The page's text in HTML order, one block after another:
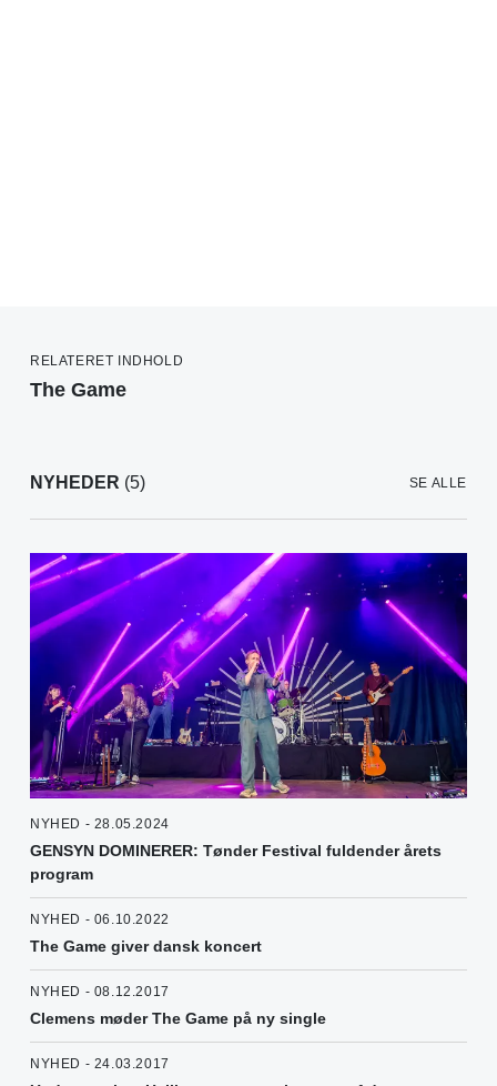
RELATERET INDHOLD
The Game
NYHEDER (5) SE ALLE
NYHED - 28.05.2024
GENSYN DOMINERER: Tønder Festival fuldender årets
program
NYHED - 06.10.2022
The Game giver dansk koncert
NYHED - 08.12.2017
Clemens møder The Game på ny single
NYHED - 24.03.2017